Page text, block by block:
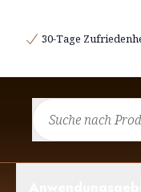
30-Tage
Was ist
Kann man